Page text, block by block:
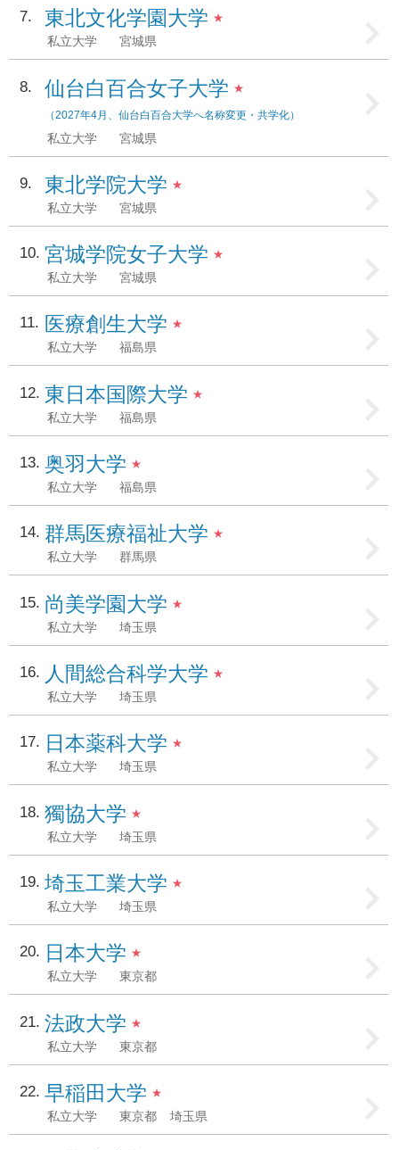
7 東北文化学園大学 ★
私立大学 宮城県
8 仙台白百合女子大学 ★
（2027年4月、仙台白百合大学へ名称変更・共学化）
私立大学 宮城県
9 東北学院大学 ★
私立大学 宮城県
10 宮城学院女子大学 ★
私立大学 宮城県
11 医療創生大学 ★
私立大学 福島県
12 東日本国際大学 ★
私立大学 福島県
13 奥羽大学 ★
私立大学 福島県
14 群馬医療福祉大学 ★
私立大学 群馬県
15 尚美学園大学 ★
私立大学 埼玉県
16 人間総合科学大学 ★
私立大学 埼玉県
17 日本薬科大学 ★
私立大学 埼玉県
18 獨協大学 ★
私立大学 埼玉県
19 埼玉工業大学 ★
私立大学 埼玉県
20 日本大学 ★
私立大学 東京都
21 法政大学 ★
私立大学 東京都
22 早稲田大学 ★
私立大学 東京都 埼玉県